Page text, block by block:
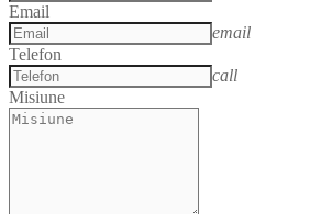
Email
email
Telefon
call
Misiune